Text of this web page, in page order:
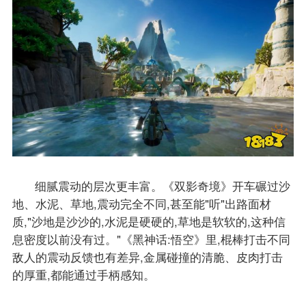
细腻震动的层次更丰富。《双影奇境》开车碾过沙
地、水泥、草地,震动完全不同,甚至能"听"出路面材
质,"沙地是沙沙的,水泥是硬硬的,草地是软软的,这种信
息密度以前没有过。"《黑神话:悟空》里,棍棒打击不同
敌人的震动反馈也有差异,金属碰撞的清脆、皮肉打击
的厚重,都能通过手柄感知。